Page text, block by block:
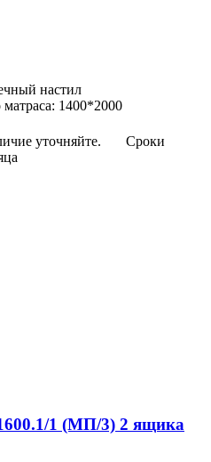
настил
: 1400*2000
уточняйте.
Сроки
1 (МП/3) 2 ящика